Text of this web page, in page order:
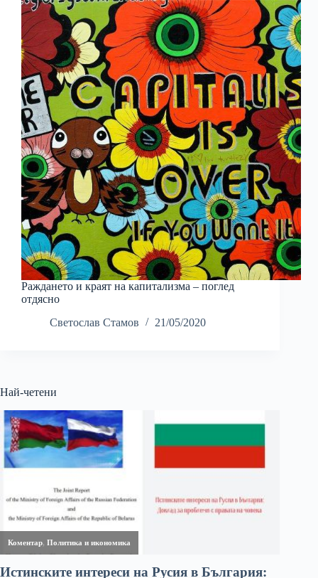
Раждането и краят на капитализма – поглед
отдясно
Светослав Стамов
21/05/2020
Най-четени